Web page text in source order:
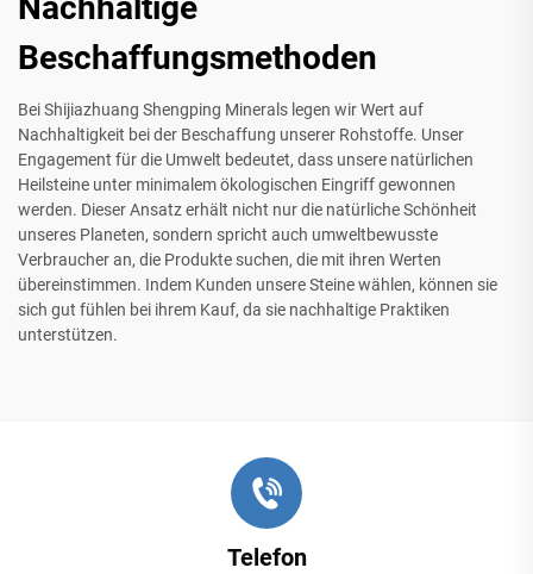
Beschaffungsmethoden
Bei Shijiazhuang Shengping Minerals legen wir Wert auf
Nachhaltigkeit bei der Beschaffung unserer Rohstoffe. Unser
Engagement für die Umwelt bedeutet, dass unsere natürlichen
Heilsteine unter minimalem ökologischen Eingriff gewonnen
werden. Dieser Ansatz erhält nicht nur die natürliche Schönheit
unseres Planeten, sondern spricht auch umweltbewusste
Verbraucher an, die Produkte suchen, die mit ihren Werten
übereinstimmen. Indem Kunden unsere Steine wählen, können sie
sich gut fühlen bei ihrem Kauf, da sie nachhaltige Praktiken
unterstützen.
Telefon